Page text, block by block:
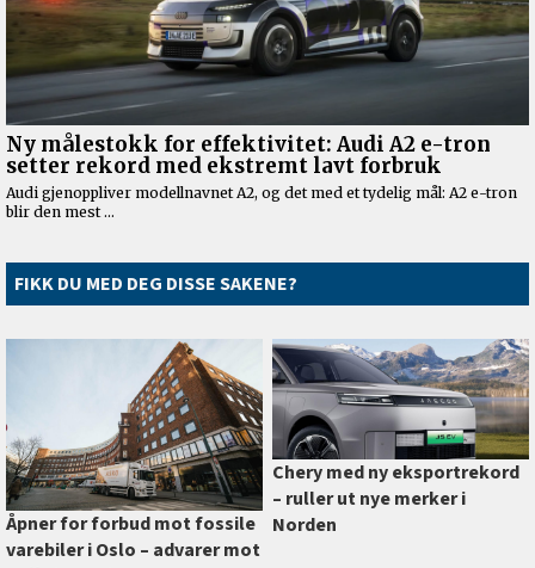
FIKK DU MED DEG DISSE SAKENE?
Åpner for forbud mot fossile
varebiler i Oslo –⁠ advarer mot
Chery med ny eksportrekord
–⁠ ruller ut nye merker i
Norden